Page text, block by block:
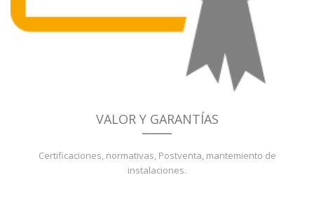
VALOR Y GARANTÍAS
Certificaciones, normativas, Postventa, mantemiento de
instalaciones.